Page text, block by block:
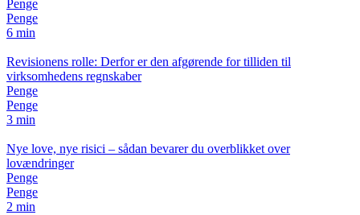
Penge
Penge
6 min
Revisionens rolle: Derfor er den afgørende for tilliden til
virksomhedens regnskaber
Penge
Penge
3 min
Nye love, nye risici – sådan bevarer du overblikket over
lovændringer
Penge
Penge
2 min